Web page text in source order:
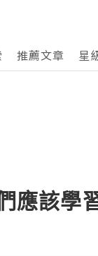
推薦文章 星
應該學